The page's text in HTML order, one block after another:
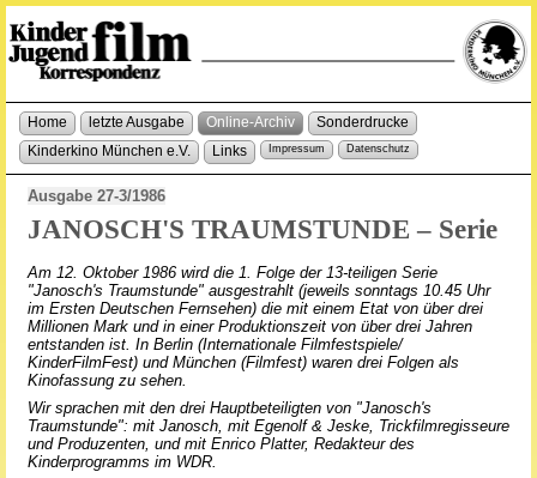
Home letzte Ausgabe Online-Archiv
Sonderdrucke
Kinderkino München e.V.
Links Impressum Datenschutz
Ausgabe 27-3/1986
JANOSCH'S TRAUMSTUNDE – Serie
Am 12. Oktober 1986 wird die 1. Folge der 13-teiligen Serie
"Janosch's Traumstunde" ausgestrahlt (jeweils sonntags 10.45 Uhr
im Ersten Deutschen Fernsehen) die mit einem Etat von über drei
Millionen Mark und in einer Produktionszeit von über drei Jahren
entstanden ist. In Berlin (Internationale Filmfestspiele/
KinderFilmFest) und München (Filmfest) waren drei Folgen als
Kinofassung zu sehen.
Wir sprachen mit den drei Hauptbeteiligten von "Janosch's
Traumstunde": mit Janosch, mit Egenolf & Jeske, Trickfilmregisseure
und Produzenten, und mit Enrico Platter, Redakteur des
Kinderprogramms im WDR.